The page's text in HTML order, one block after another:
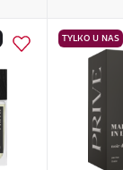
TYLKO U NAS